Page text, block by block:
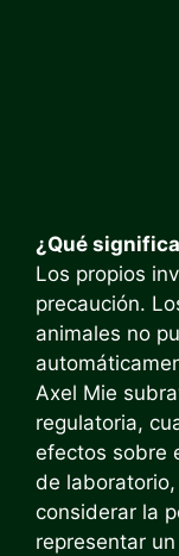
¿Qué
Los propios
precaución.
animales no
Axel Mie
regulatoria,
efectos sobre
de
considerar la
representar